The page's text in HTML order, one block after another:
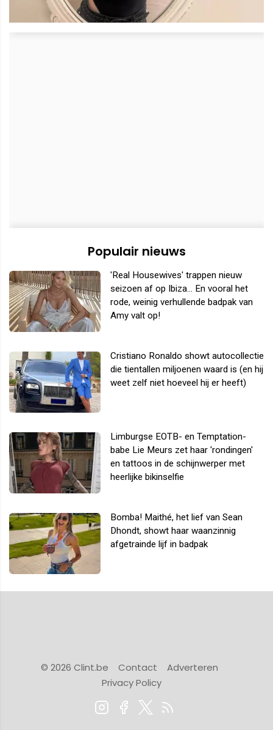
Populair nieuws
'Real Housewives' trappen nieuw
seizoen af op Ibiza... En vooral het
rode, weinig verhullende badpak van
Amy valt op!
Cristiano Ronaldo showt autocollectie
die tientallen miljoenen waard is (en hij
weet zelf niet hoeveel hij er heeft)
Limburgse EOTB- en Temptation-
babe Lie Meurs zet haar 'rondingen'
en tattoos in de schijnwerper met
heerlijke bikinselfie
Bomba! Maithé, het lief van Sean
Dhondt, showt haar waanzinnig
afgetrainde lijf in badpak
© 2026 Clint.be Contact
Adverteren
Privacy Policy